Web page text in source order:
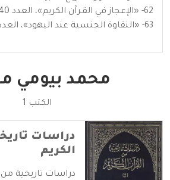
62- «الإعجاز في القـرآن الكريم»، العدد 40، الإسكندرية 1993.
63- «النقاوة الجنسية عند اليهود»، العدد 46، الإسكندرية 1
محمد بيومي
الكتب 1
دراسات
الكريم
دراسات تاريخية